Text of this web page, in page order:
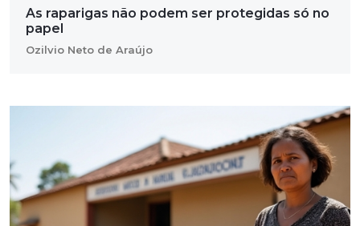
As raparigas não podem ser protegidas só no
papel
Ozilvio Neto de Araújo